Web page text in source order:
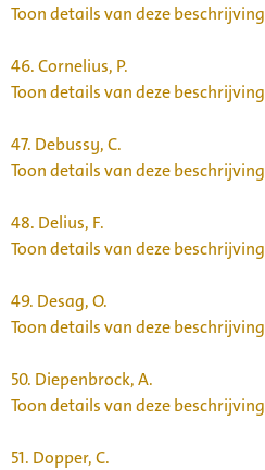
Toon details van deze beschrijving
46.Cornelius, P.
Toon details van deze beschrijving
47. Debussy, C.
Toon details van deze beschrijving
48. Delius, F.
Toon details van deze beschrijving
49. Desag, O.
Toon details van deze beschrijving
50. Diepenbrock, A.
Toon details van deze beschrijving
51. Dopper, C.